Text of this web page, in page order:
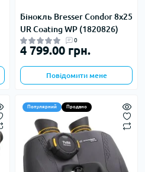
Бінокль Bresser Condor 8x25
UR Coating WP (1820826)
0
4 799.00 грн.
Повідомити мене
Популярний Продано